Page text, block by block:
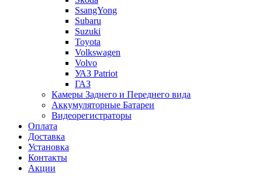
SsangYong
Subaru
Suzuki
Toyota
Volkswagen
Volvo
УАЗ Patriot
ГАЗ
Камеры Заднего и Переднего вида
Аккумуляторные Батареи
Видеорегистраторы
Оплата
Доставка
Установка
Контакты
Акции